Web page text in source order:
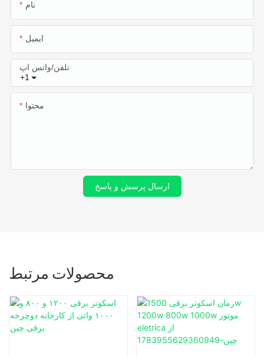
نام
ایمیل
+1
تلفن/واتس اپ
محتوا
ارسال پرسش و پاسخ
محصولات مرتبط